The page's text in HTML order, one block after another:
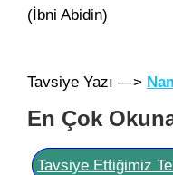
(İbni Abidin)
Tavsiye Yazı —>
En Çok
Tavsiye Ettiğimiz